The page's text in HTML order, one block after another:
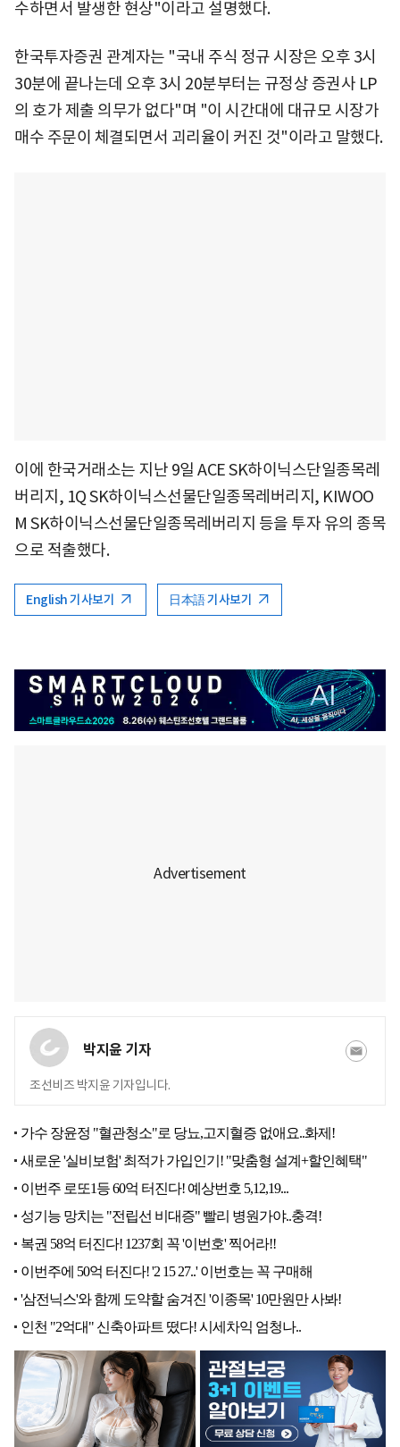
수하면서 발생한 현상"이라고 설명했다.
한국투자증권 관계자는 "국내 주식 정규 시장은 오후 3시
30분에 끝나는데 오후 3시 20분부터는 규정상 증권사 LP
의 호가 제출 의무가 없다"며 "이 시간대에 대규모 시장가
매수 주문이 체결되면서 괴리율이 커진 것"이라고 말했다.
이에 한국거래소는 지난 9일 ACE SK하이닉스단일종목레
버리지, 1Q SK하이닉스선물단일종목레버리지, KIWOO
M SK하이닉스선물단일종목레버리지 등을 투자 유의 종목
으로 적출했다.
English 기사보기 日本語 기사보기
박지윤 기자
조선비즈 박지윤 기자입니다.